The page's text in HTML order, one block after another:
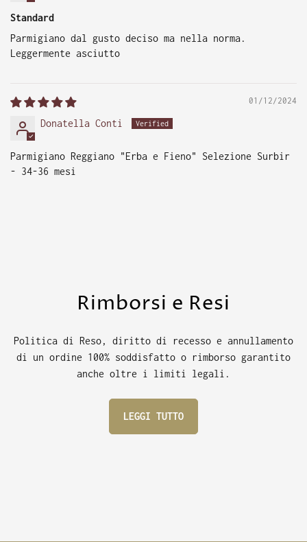
Standard
Parmigiano dal gusto deciso ma nella norma.
Leggermente asciutto
01/12/2024
Donatella Conti
Parmigiano Reggiano "Erba e Fieno" Selezione Surbir
- 34-36 mesi
Rimborsi e Resi
Politica di Reso, diritto di recesso e annullamento
di un ordine 100% soddisfatto o rimborso garantito
anche oltre i limiti legali.
LEGGI TUTTO